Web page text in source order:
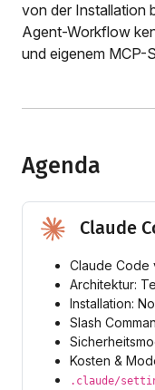
von der Installation
Agent-Workflow
und eigenem MCP-
Agenda
Claude
Claude Code
Architektur:
Installation:
Slash
Kosten &
.claude/